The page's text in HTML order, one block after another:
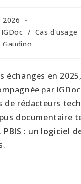
2026
/ Cas d'usage
Gaudino
échanges en
par IGDoc
de rédacteurs
documentaire
PBIS : un logiciel